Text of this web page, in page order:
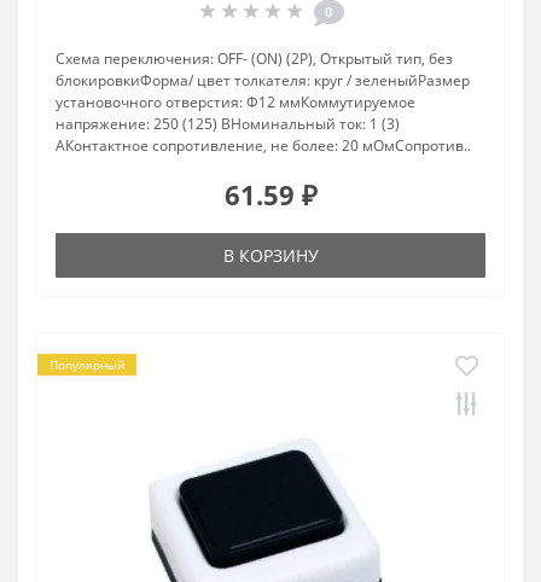
0
Схема переключения: OFF- (ON) (2P), Открытый тип, без
блокировкиФорма/ цвет толкателя: круг / зеленыйРазмер
установочного отверстия: Ф12 ммКоммутируемое
напряжение: 250 (125) ВНоминальный ток: 1 (3)
АКонтактное сопротивление, не более: 20 мОмСопротив..
61.59 ₽
В КОРЗИНУ
Популярный